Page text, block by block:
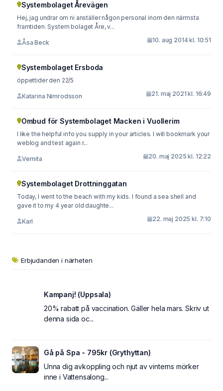
Systembolaget Årevägen
Hej, jag undrar om ni anställer någon personal inom den närmsta
framtiden. System bolaget Åre, v...
Åsa Beck 10. aug 2014 kl. 10:51
Systembolaget Ersboda
öppettider den 22/5
Katarina Nimrodsson 21. maj 2021 kl. 16:49
Ombud för Systembolaget Macken i Vuollerim
I like the helpful info you supply in your articles. I will bookmark your
weblog and test again r...
Vernita 20. maj 2025 kl. 12:22
Systembolaget Drottninggatan
Today, I went to the beach with my kids. I found a sea shell and
gave it to my 4 year old daughte...
Karl 22. maj 2025 kl. 7:10
Erbjudanden i närheten
Kampanj! (Uppsala)
20% rabatt på vaccination. Gäller hela mars. Skriv ut
denna sida oc...
Gå på Spa - 795kr (Grythyttan)
Unna dig avkoppling och njut av vinterns mörker
inne i Vattensalong...